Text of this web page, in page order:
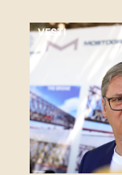
VESTI